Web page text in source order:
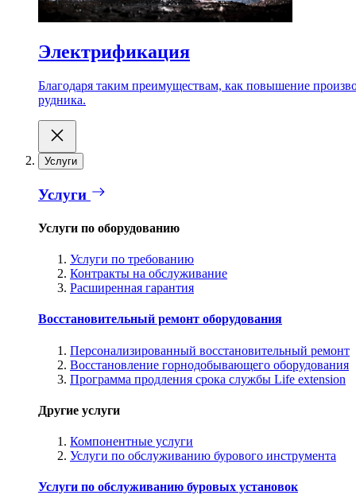
Электрификация
Благодаря таким преимуществам, как повышение
рудника.
Услуги
Услуги
Услуги по оборудованию
Услуги по требованию
Контракты на обслуживание
Расширенная гарантия
Восстановительный ремонт оборудования
Персонализированный восстановительный ремонт
Восстановление горнодобывающего оборудования
Программа продления срока службы Life extension
Другие услуги
Компонентные услуги
Услуги по обслуживанию бурового инструмента
Услуги по обслуживанию буровых установок